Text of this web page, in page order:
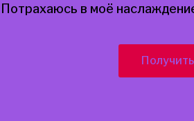
Потрахаюсь в моё